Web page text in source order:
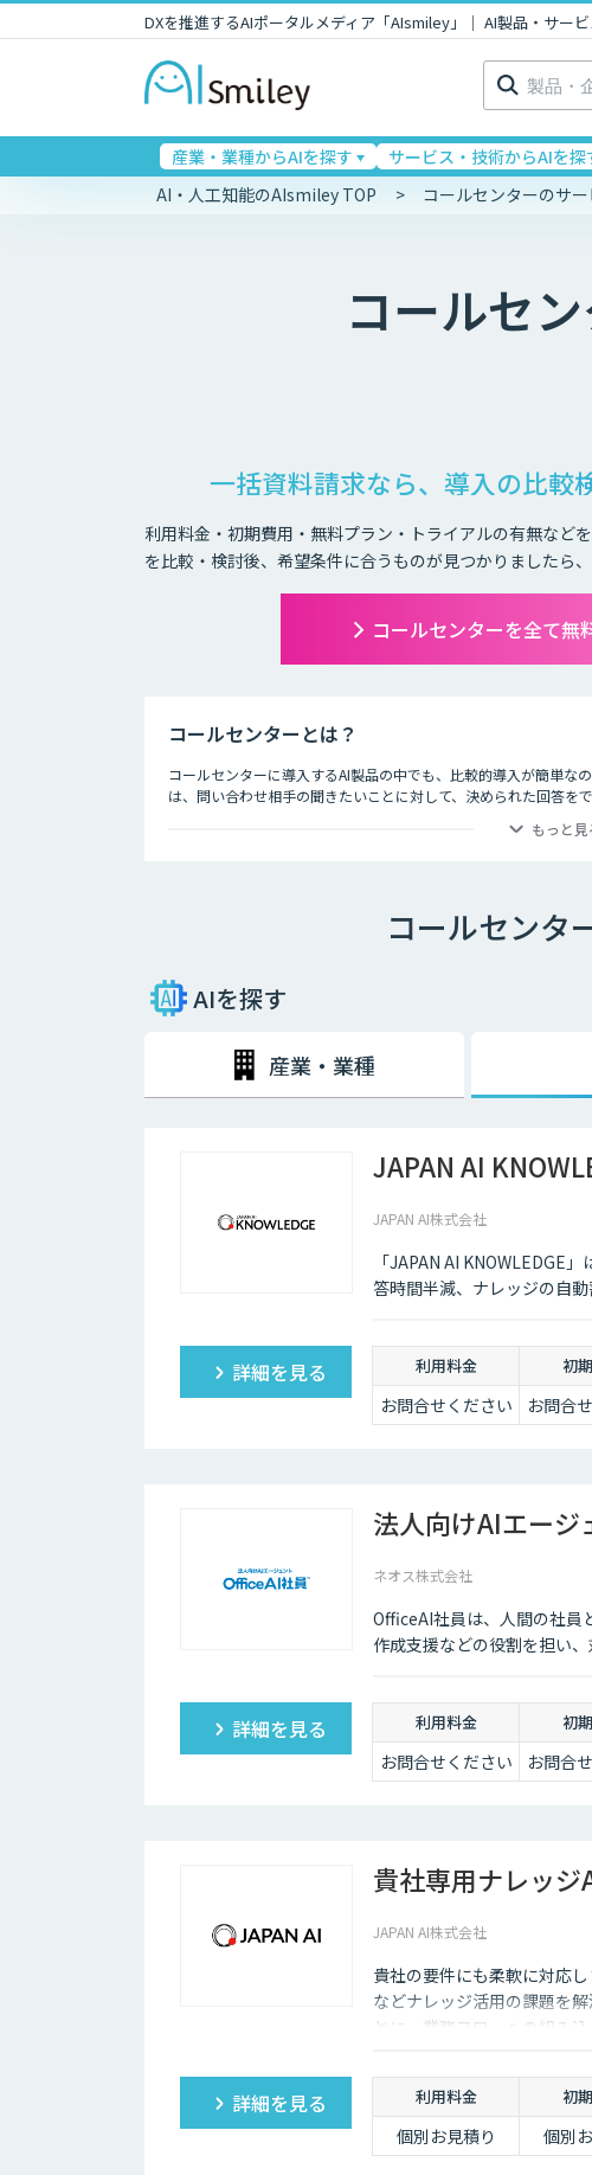
DXを推進するAIポータルメディア「AIsmiley」｜ AI製品・サー
検
索:
産業・業種からAIを探す サービス・技術からAIを探
AI・人工知能のAIsmiley TOP コールセンターのサー
コールセ
一括資料請求なら、導入の比較
利用料金・初期費用・無料プラン・トライアルの有無など
を比較・検討後、希望条件に合うものが見つかりましたら
コールセンターを全て無
コールセンターとは？
コールセンターに導入するAI製品の中でも、比較的導入が簡単な
は、問い合わせ相手の聞きたいことに対して、決められた回答を
ットできるようになった事例もあります。人手が必要な回答に注
題を解決できるので、顧客満足度も向上します。また、AIによる
性を維持することも期待できます。
AI・人工知能では対応できないような複雑な質問や、利用者の意
有人チャットで継続対応を可能にする機能も重要です。専門スキ
門家との連携が、自動回答率を高めるサイクルを回します。ま
テキスト化し、問い合わせ内容に対する回答候補をオペレータ
内容の候補や関連する資料を瞬時に画面に表示できるようになっ
もっと見
コールセンタ
AIを探す
産業・業種
JAPAN AI
JAPAN AI株式会社
「JAPAN AI KNOWLEDGE
答時間半減、ナレッジの自動
詳細を見る 利用料金 初
お問合せください お問合
法人向けAIエージ
ネオス株式会社
OfficeAI社員は、人間の社員
作成支援などの役割を担い
詳細を見る 利用料金 初
お問合せください お問合
貴社専用ナレッジ
JAPAN AI株式会社
貴社の要件にも柔軟に対応
などナレッジ活用の課題を
とに、業務フローへの組み
詳細を見る 利用料金 初
個別お見積り 個別